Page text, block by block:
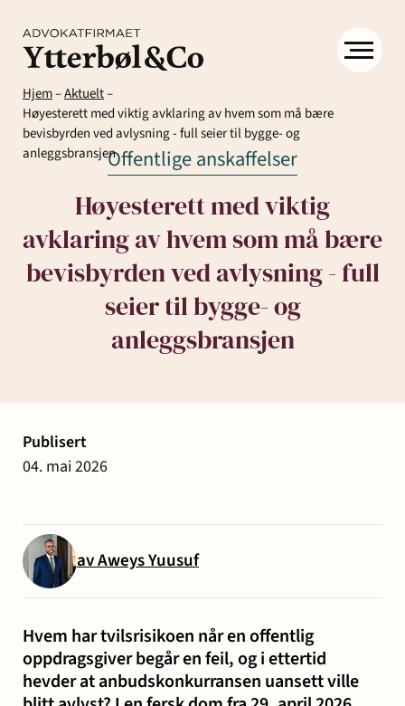
Hjem–Aktuelt–
Høyesterett med viktig avklaring av hvem som må bære
bevisbyrden ved avlysning - full seier til bygge- og
anleggsbransjenOffentlige anskaffelser
Høyesterett med viktig
avklaring av hvem som må bære
bevisbyrden ved avlysning - full
seier til bygge- og
anleggsbransjen
Publisert
04. mai 2026
av Aweys Yuusuf
Hvem har tvilsrisikoen når en offentlig
oppdragsgiver begår en feil, og i ettertid
hevder at anbudskonkurransen uansett ville
Kompetanse
Arbeidsrett
ArvAvtaler
Eiendom
Eiendomsutvikling
Entreprise
anlegg
Erstatning
sykdom
Familie
Offentlige
anskaffelser
Selskapsrett
Skatt
og
avgift
Strafferett
Transaksjoner
Menneskene
Kontakt
Om